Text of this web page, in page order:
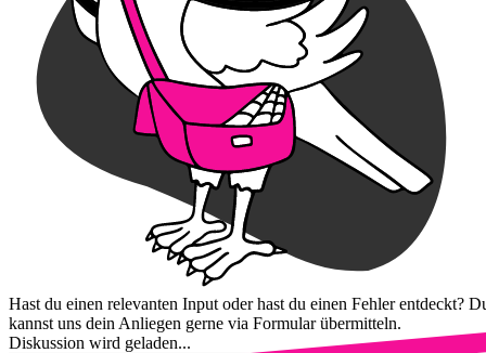
Hast du einen relevanten Input oder hast du einen Fehler entdeckt?
kannst uns dein Anliegen gerne via Formular übermitteln.
Diskussion wird geladen...